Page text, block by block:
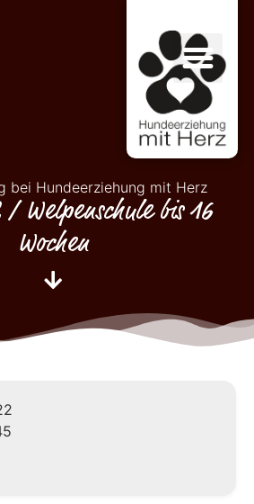
bei Hundeerziehung mit Herz
/ Welpenschule bis 16
Wochen